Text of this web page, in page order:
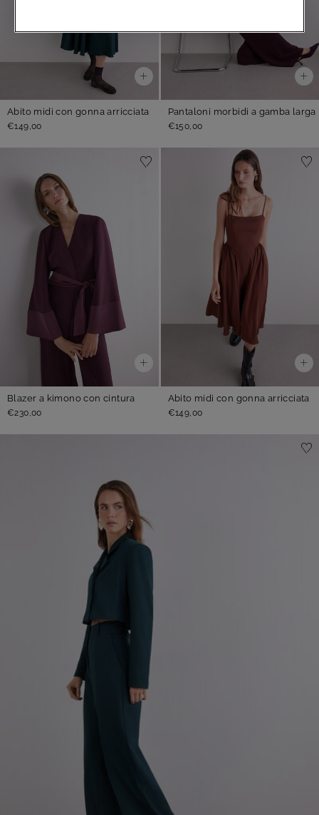
Abito midi con gonna arricciata
€149,00
Pantaloni morbidi a gamba larga
€150,00
Blazer a kimono con cintura
€230,00
Abito midi con gonna arricciata
€149,00